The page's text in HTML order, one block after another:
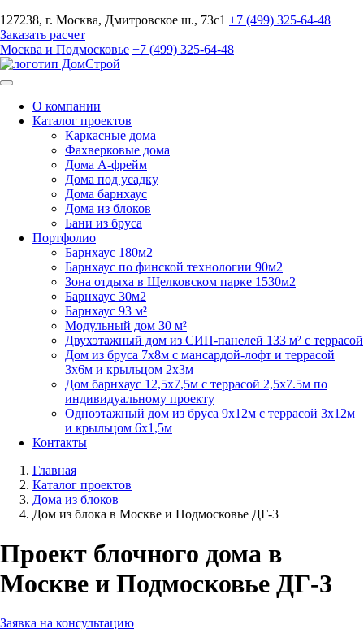
127238, г. Москва, Дмитровское ш., 73с1 +7 (499) 325-64-48
Заказать расчет
Москва и Подмосковье +7 (499) 325-64-48
О компании
Каталог проектов
Каркасные дома
Фахверковые дома
Дома А-фрейм
Дома под усадку
Дома барнхаус
Дома из блоков
Бани из бруса
Портфолио
Барнхаус 180м2
Барнхаус по финской технологии 90м2
Зона отдыха в Щелковском парке 1530м2
Барнхаус 30м2
Барнхаус 93 м²
Модульный дом 30 м²
Двухэтажный дом из СИП-панелей 133 м² с террасой
Дом из бруса 7х8м с мансардой-лофт и террасой
3х6м и крыльцом 2х3м
Дом барнхаус 12,5х7,5м с террасой 2,5х7.5м по
индивидуальному проекту
Одноэтажный дом из бруса 9х12м с террасой 3х12м
и крыльцом 6х1,5м
Контакты
Главная
Каталог проектов
Дома из блоков
Дом из блока в Москве и Подмосковье ДГ-3
Проект блочного дома в
Москве и Подмосковье ДГ-3
Заявка на консультацию